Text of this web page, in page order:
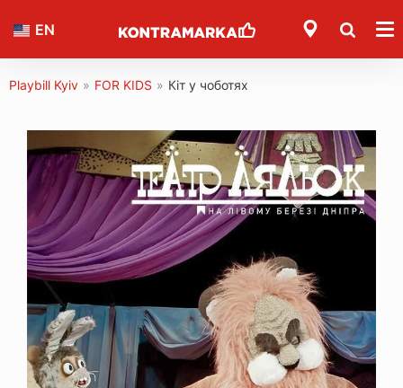
EN
Playbill Kyiv » FOR KIDS » Кіт у чоботях